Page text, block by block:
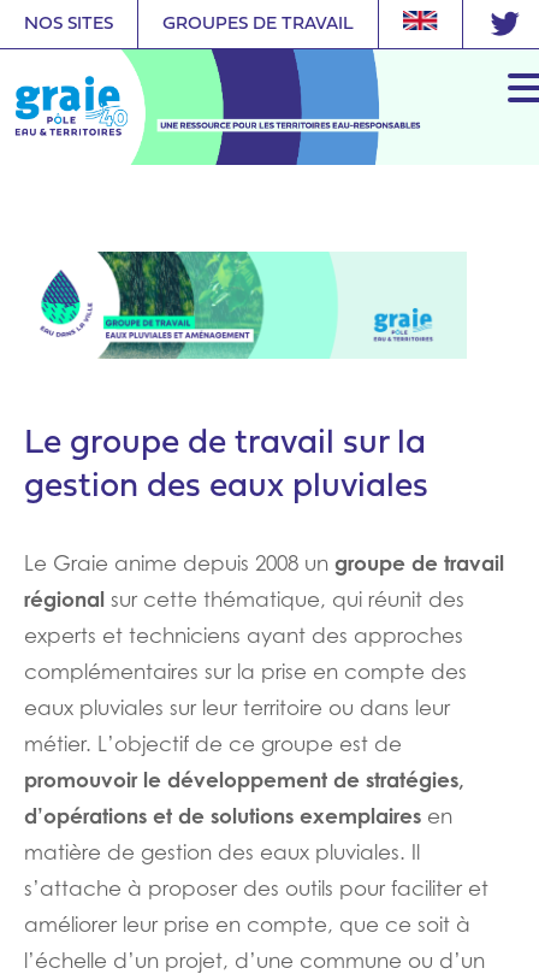
NOS SITES GROUPES DE TRAVAIL
Animation
Le groupe de travail sur la
gestion des eaux pluviales
Le Graie anime depuis 2008 un groupe de travail
régional sur cette thématique, qui réunit des
experts et techniciens ayant des approches
complémentaires sur la prise en compte des
eaux pluviales sur leur territoire ou dans leur
métier. L’objectif de ce groupe est de
promouvoir le développement de stratégies,
d’opérations et de solutions exemplaires en
matière de gestion des eaux pluviales. Il
s’attache à proposer des outils pour faciliter et
améliorer leur prise en compte, que ce soit à
l’échelle d’un projet, d’une commune ou d’un